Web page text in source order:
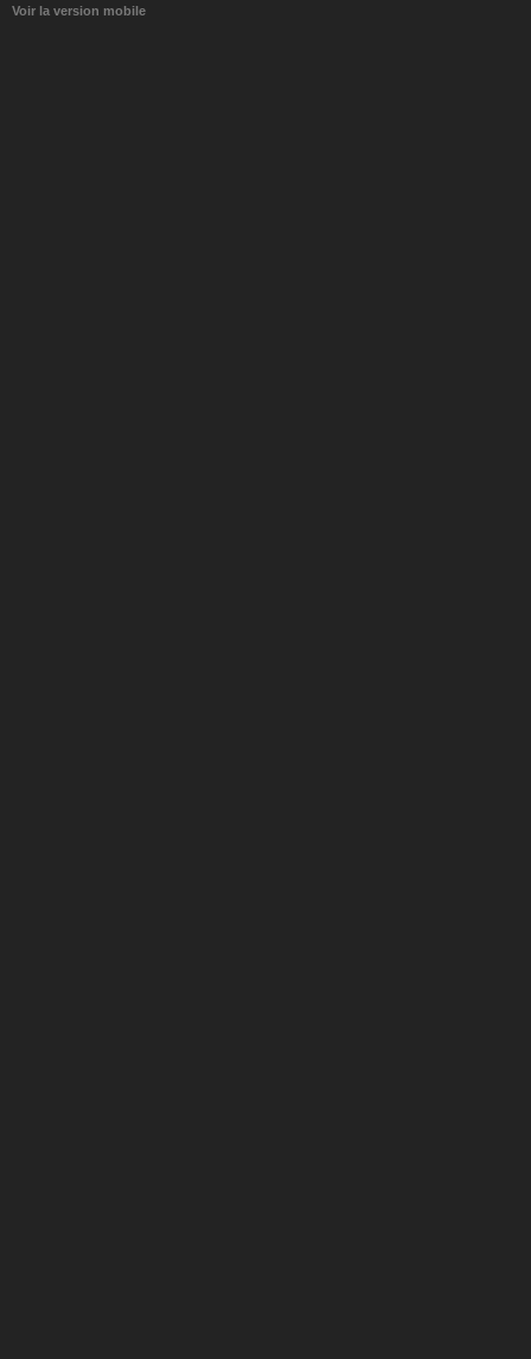
Voir la version mobile